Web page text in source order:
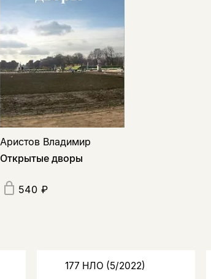
Аристов Владимир
Открытые дворы
540 ₽
177 НЛО (5/2022)